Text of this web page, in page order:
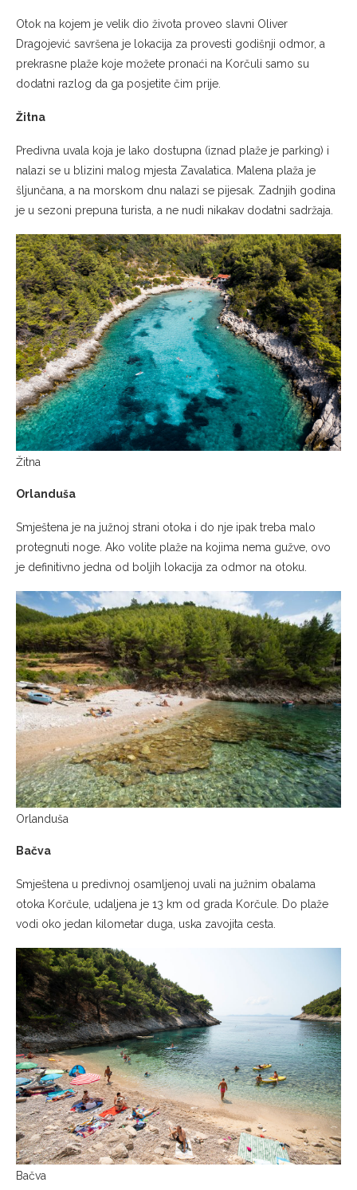
Otok na kojem je velik dio života proveo slavni Oliver
Dragojević savršena je lokacija za provesti godišnji odmor, a
prekrasne plaže koje možete pronaći na Korčuli samo su
dodatni razlog da ga posjetite čim prije.
Žitna
Predivna uvala koja je lako dostupna (iznad plaže je parking) i
nalazi se u blizini malog mjesta Zavalatica. Malena plaža je
šljunčana, a na morskom dnu nalazi se pijesak. Zadnjih godina
je u sezoni prepuna turista, a ne nudi nikakav dodatni sadržaja.
Žitna
Orlanduša
Smještena je na južnoj strani otoka i do nje ipak treba malo
protegnuti noge. Ako volite plaže na kojima nema gužve, ovo
je definitivno jedna od boljih lokacija za odmor na otoku.
Orlanduša
Bačva
Smještena u predivnoj osamljenoj uvali na južnim obalama
otoka Korčule, udaljena je 13 km od grada Korčule. Do plaže
vodi oko jedan kilometar duga, uska zavojita cesta.
Bačva